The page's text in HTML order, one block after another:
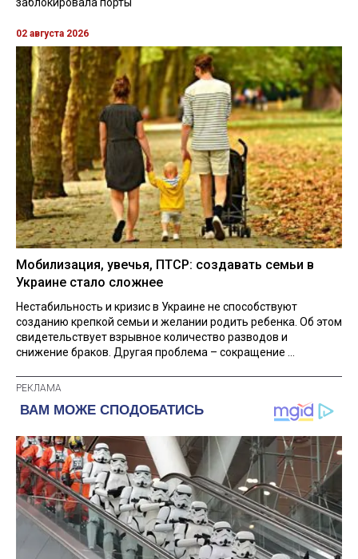
02 августа 2026
Мобилизация, увечья, ПТСР: создавать семьи в
Украине стало сложнее
Нестабильность и кризис в Украине не способствуют
созданию крепкой семьи и желании родить ребенка. Об этом
свидетельствует взрывное количество разводов и
снижение браков. Другая проблема – сокращение ...